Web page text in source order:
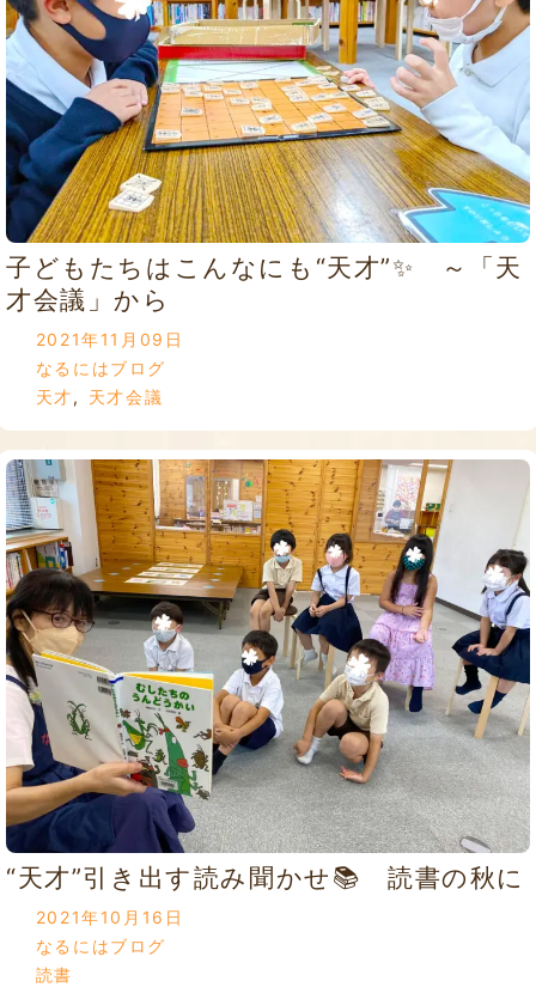
子どもたちはこんなにも“天才”✨ ～「天
才会議」から
2021年11月09日
なるにはブログ
天才, 天才会議
“天才”引き出す読み聞かせ📚 読書の秋に
2021年10月16日
なるにはブログ
読書